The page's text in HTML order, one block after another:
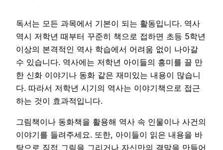
독서는 모든 과목에서 기본이 되는 활동입니다. 역사
역시 저학년 때부터 꾸준히 책으로 접하면 초등 5학년
이상의 본격적인 역사 학습에서 어려움 없이 나아갈
수 있습니다. 역사에는 저학년 아이들의 흥미를 끌 만
한 신화 이야기나 동화 같은 재미있는 내용이 많습니
다. 따라서 저학년 시기의 역사는 이야기책으로 접근
하는 것이 효과적입니다.
그림책이나 동화책을 활용해 역사 속 인물이나 사건의
이야기를 들려주세요. 또한, 아이들이 읽은 내용을 바
탕으로 직접 그림을 그리거나 자신만의 결말을 만들어